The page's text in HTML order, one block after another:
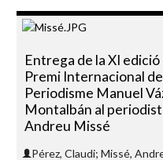
Entrega de la XI edició
Premi Internacional de
Periodisme Manuel
Montalbán al
Andreu Missé
Pérez, Claudi; Missé,